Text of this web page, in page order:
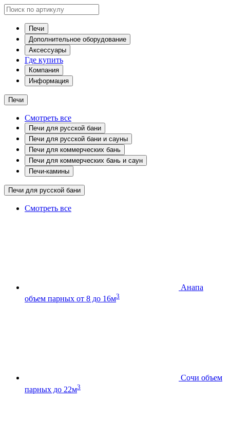
Печи
Дополнительное оборудование
Аксессуары
Где купить
Компания
Информация
Печи
Смотреть все
Печи для русской бани
Печи для русской бани и сауны
Печи для коммерческих бань
Печи для коммерческих бань и саун
Печи-камины
Печи для русской бани
Смотреть все
Анапа
объем парных от 8 до 16м3
Сочи объем
парных до 22м3